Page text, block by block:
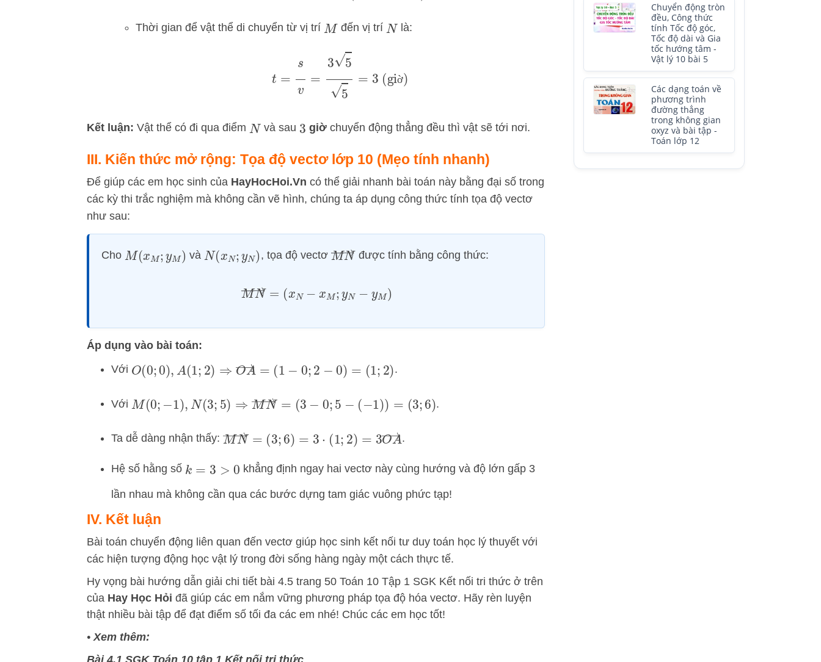
Thời gian để vật thể di chuyển từ vị trí M đến vị trí Nlà:
ờ
=s 355=
Kết luận: Vật thể có đi qua điểm N và sau 3 giờchuyển động thẳng đều thì vật sẽ tới nơi.
III. Kiến thức mở rộng: Tọa độ vectơ lớp 10 (Mẹo tính nhanh)
Để giúp các em học sinh của HayHocHoi.Vn có thể giải nhanh bài toán này bằng đại số trong
các kỳ thi trắc nghiệm mà không cần vẽ hình, chúng ta áp dụng công thức tính tọa độ vectơ
như sau:
Cho M(xM;yM) và N(xN;yN) , tọa độ vectơ MN→được tính bằng công thức:
MN → =(xN− xM; yN−y M)
Áp dụng vào bài toán:
Với O(0;0), A(1; 2 )⇒ OA→= (1 −0 ;2 −0 )=(1;2 ) .
Với M(0;−1) ,N (3;5) ⇒MN →=(3−0;5 −( −1 )) =( 3;6) .
Ta dễ dàng nhận thấy: MN→= (3;6)=3⋅ (1; 2)= 3OA → .
Hệ số hằng số k =3 >0 khẳng định ngay hai vectơ này cùng hướng và độ lớn gấp 3
lần nhau mà không cần qua các bước dựng tam giác vuông phức tạp!
IV. Kết luận
Bài toán chuyển động liên quan đến vectơ giúp học sinh kết nối tư duy toán học lý thuyết với
các hiện tượng động học vật lý trong đời sống hàng ngày một cách thực tế.
Hy vọng bài hướng dẫn giải chi tiết bài 4.5 trang 50 Toán 10 Tập 1 SGK Kết nối tri thức ở trên
của Hay Học Hỏi đã giúp các em nắm vững phương pháp tọa độ hóa vectơ. Hãy rèn luyện
thật nhiều bài tập để đạt điểm số tối đa các em nhé! Chúc các em học tốt!
•Xem thêm:
Chuyển động tròn
đều, Công thức
tính Tốc độ góc,
Tốc độ dài và Gia
tốc hướng tâm -
Vật lý 10 bài 5
Các dạng toán về
phương trình
đường thẳng
trong không gian
oxyz và bài tập -
Toán lớp 12